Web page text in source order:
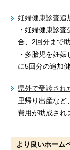
妊婦健康診査追
・妊婦健康診
合、2回分まで
・多胎児を妊
に5回分の追加
県外で受診され
里帰り出産など
費用が助成され
より良いホーム